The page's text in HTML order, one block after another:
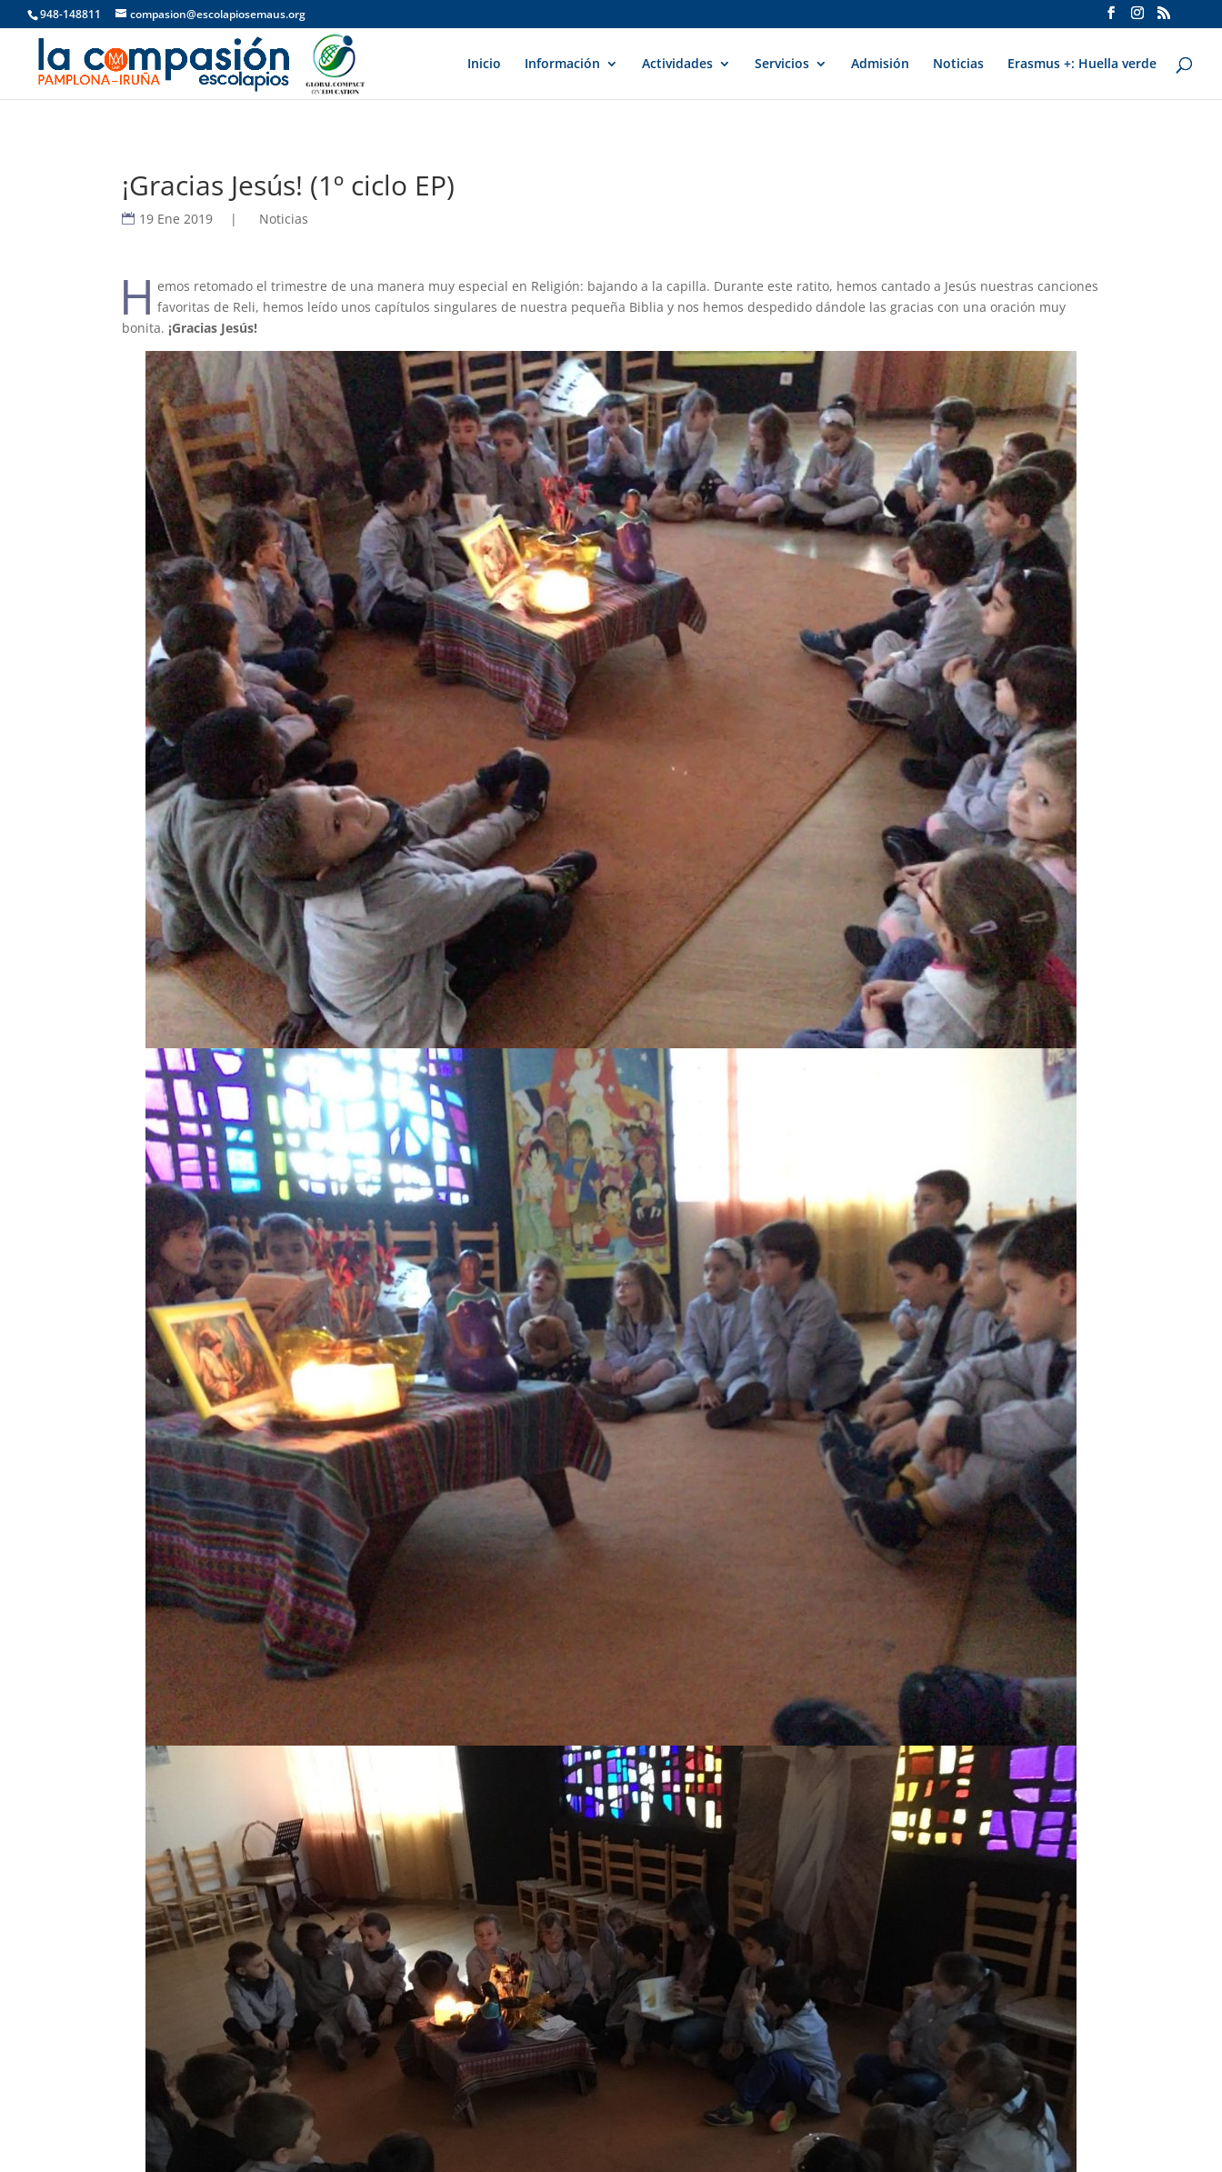
948-148811 compasion@escolapiosemaus.org
Inicio Información Actividades Servicios Admisión Noticias Erasmus +: Huella verde
¡Gracias Jesús! (1º ciclo EP)
19 Ene 2019 | Noticias
H emos retomado el trimestre de una manera muy especial en Religión: bajando a la capilla. Durante este ratito, hemos cantado a Jesús nuestras canciones
favoritas de Reli, hemos leído unos capítulos singulares de nuestra pequeña Biblia y nos hemos despedido dándole las gracias con una oración muy
bonita. ¡Gracias Jesús!